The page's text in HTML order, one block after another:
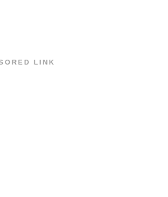
LINK